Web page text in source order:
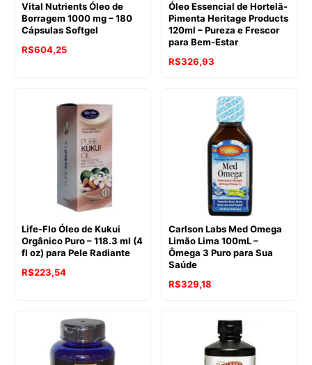
Vital Nutrients Óleo de
Borragem 1000 mg – 180
Cápsulas Softgel
R$604,25
Óleo Essencial de Hortelã-
Pimenta Heritage Products
120ml – Pureza e Frescor
para Bem-Estar
R$326,93
Life-Flo Óleo de Kukui
Orgânico Puro – 118.3 ml (4
fl oz) para Pele Radiante
R$223,54
Carlson Labs Med Omega
Limão Lima 100mL –
Ômega 3 Puro para Sua
Saúde
R$329,18